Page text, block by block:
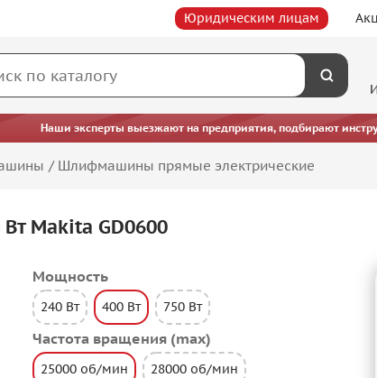
Юридическим лицам
Наши эксперты выезжают на предприятия, подбирают
/ Шлифмашины прямые электрические
Makita GD0600
Мощность
240 Вт 400 Вт 750 Вт
Частота вращения (max)
25000 об/мин
28000 об/мин